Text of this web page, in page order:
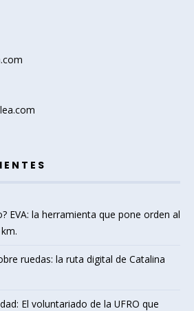
EVA: la herramienta que pone orden al
ruedas: la ruta digital de Catalina
El voluntariado de la UFRO que